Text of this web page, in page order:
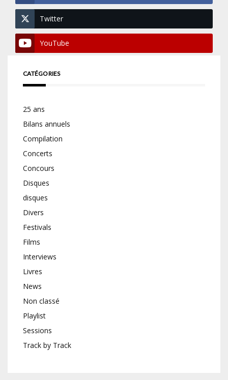
Twitter
YouTube
CATÉGORIES
25 ans
Bilans annuels
Compilation
Concerts
Concours
Disques
disques
Divers
Festivals
Films
Interviews
Livres
News
Non classé
Playlist
Sessions
Track by Track